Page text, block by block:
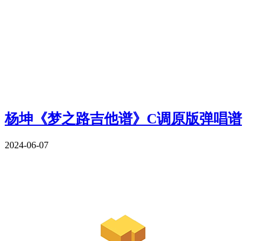
杨坤《梦之路吉他谱》C调原版弹唱谱
2024-06-07